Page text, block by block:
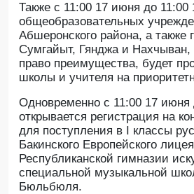
Также с 11:00 17 июня до
общеобразовательных
Абшеронского района, а также
Сумгайыт, Гянджа и Нахчыван,
право преимущества, будет
школы и учителя на
Одновременно с 11:00 17 июня
открывается регистрация на
для поступления в I классы
Бакинского Европейского
Республиканской гимназии
специальной музыкальной
Бюльбюля.